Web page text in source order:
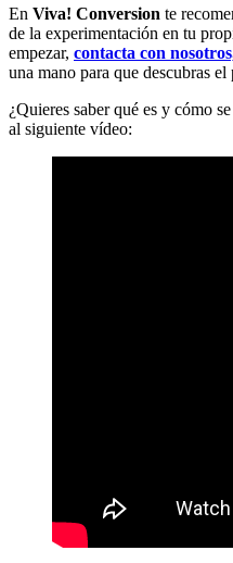
En Viva! Conversion te
de la experimentación en tu
empezar, contacta con
una mano para que descubras
¿Quieres saber qué es y cómo
al siguiente vídeo: